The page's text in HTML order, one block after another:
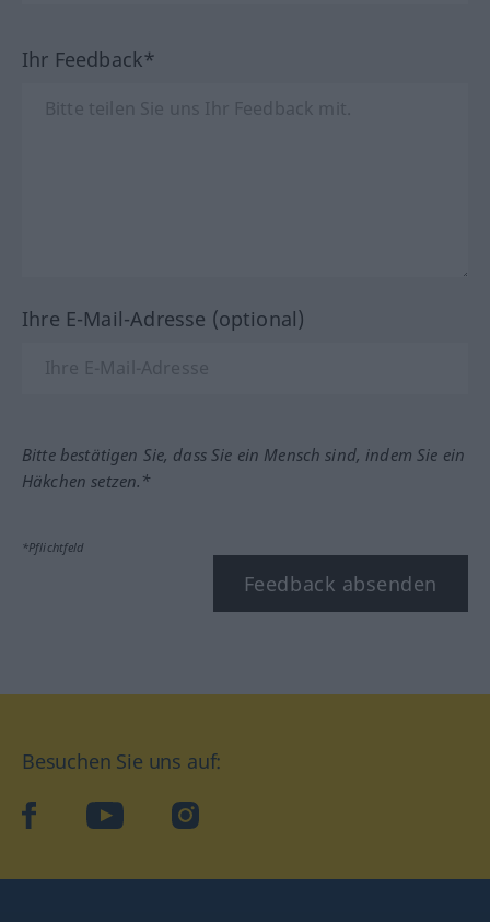
Ihr Feedback*
Ihre E-Mail-Adresse (optional)
Bitte bestätigen Sie, dass Sie ein Mensch sind, indem Sie ein
Häkchen setzen.*
*Pflichtfeld
Feedback absenden
Besuchen Sie uns auf:
facebookYouTube Instagram